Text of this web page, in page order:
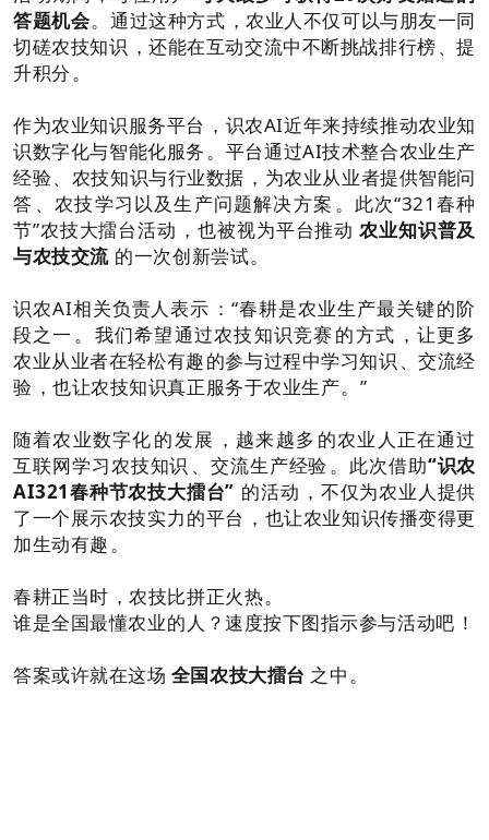
答题机会。通过这种方式，农业人不仅可以与朋友一同
切磋农技知识，还能在互动交流中不断挑战排行榜、提
升积分。
作为农业知识服务平台，识农AI近年来持续推动农业知
识数字化与智能化服务。平台通过AI技术整合农业生产
经验、农技知识与行业数据，为农业从业者提供智能问
答、农技学习以及生产问题解决方案。此次“321春种
节”农技大擂台活动，也被视为平台推动农业知识普及
与农技交流的一次创新尝试。
识农AI相关负责人表示：“春耕是农业生产最关键的阶
段之一。我们希望通过农技知识竞赛的方式，让更多
农业从业者在轻松有趣的参与过程中学习知识、交流经
验，也让农技知识真正服务于农业生产。”
随着农业数字化的发展，越来越多的农业人正在通过
互联网学习农技知识、交流生产经验。此次借助“识农
AI321春种节农技大擂台” 的活动，不仅为农业人提供
了一个展示农技实力的平台，也让农业知识传播变得更
加生动有趣。
春耕正当时，农技比拼正火热。
谁是全国最懂农业的人？速度按下图指示参与活动吧！
答案或许就在这场 全国农技大擂台 之中。